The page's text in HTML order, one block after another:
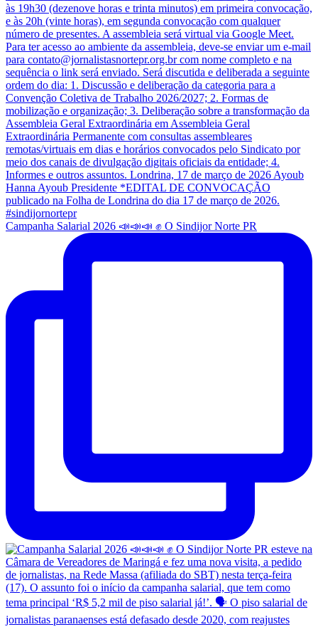
Campanha Salarial 2026 📣📣📣 ✊ O Sindijor Norte PR